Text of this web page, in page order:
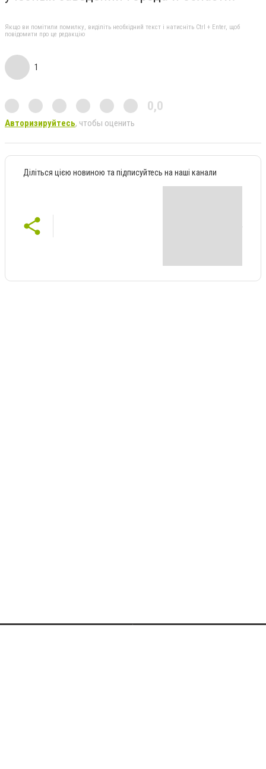
Якщо ви помітили помилку, виділіть необхідний текст і натисніть Ctrl + Enter, щоб
повідомити про це редакцію
1
0,0
Авторизируйтесь, чтобы оценить
Діліться цією новиною та підписуйтесь на наші канали